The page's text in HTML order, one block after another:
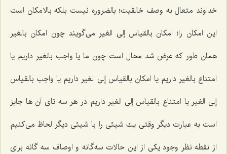
خداوند متعال به وصف خالقیت؛ بالضروره نیست بلكه بالامكان است
این امكان را؛ امكان بالقیاس إلى الغیر مى‌گویند چون امكان بالغیر
همان طور كه عرض شد محال است چون ما یا واجب بالغیر داریم یا
امتناع بالغیر داریم یا امكان بالقیاس إلى الغیر داریم یا واجب بالقیاس
إلى الغیر یا امتناع بالقیاس إلى الغیر داریم در هر سه تاى آن ها جایز
است به عبارت دیگر وقتى یك شیئى را با شیئى دیگر لحاظ مى‌كنیم
از نقطه نظر وجود یكى از این حالات سه‌گانه و اوصاف سه گانه براى